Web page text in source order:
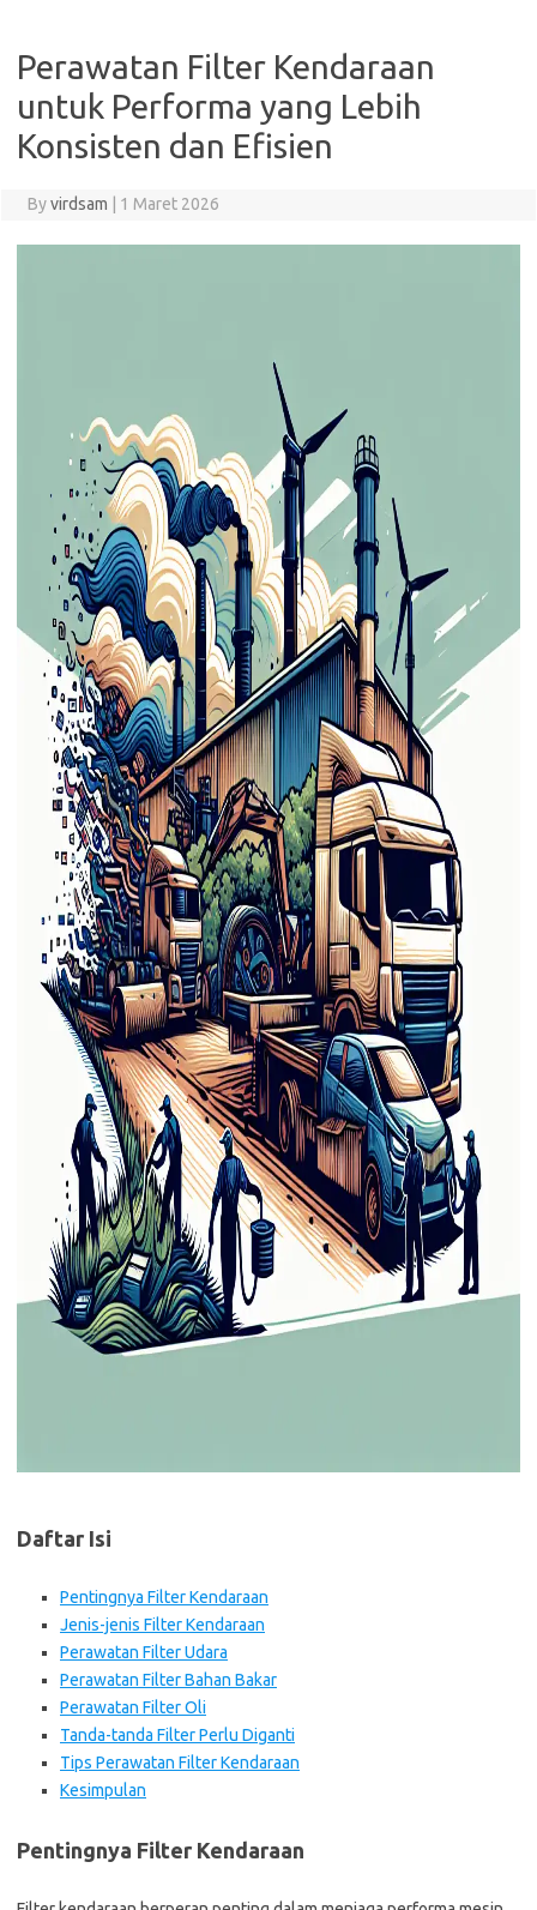
Perawatan Filter Kendaraan
untuk Performa yang Lebih
Konsisten dan Efisien
Byvirdsam 1 Maret 2026
Daftar Isi
Pentingnya Filter Kendaraan
Jenis-jenis Filter Kendaraan
Perawatan Filter Udara
Perawatan Filter Bahan Bakar
Perawatan Filter Oli
Tanda-tanda Filter Perlu Diganti
Tips Perawatan Filter Kendaraan
Kesimpulan
Pentingnya Filter Kendaraan